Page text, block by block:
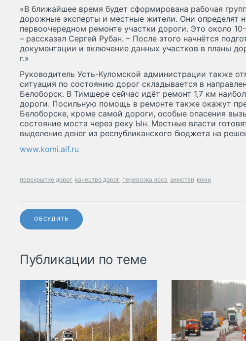
«В ближайшее время будет сформирована рабочая
дорожные эксперты и местные жители. Они определят
первоочередном ремонте участки дороги. Это около
– рассказал Сергей Рубан. – После этого начнётся
документации и включение данных участков в планы
г.»
Руководитель Усть-Куломской администрации также
ситуация по состоянию дорог складывается в
Белоборск. В Тимшере сейчас идёт ремонт 1,7 км
дороги. Посильную помощь в ремонте также окажут
Белоборске, кроме самой дороги, особые опасения
состояние моста через реку Ын. Местные власти
выделение денег из республиканского бюджета на
www.komi.aif.ru
перекрытие дорог качество дорог перевозка леса зимстан коми
ОБСУДИТЬ
Публикации по теме